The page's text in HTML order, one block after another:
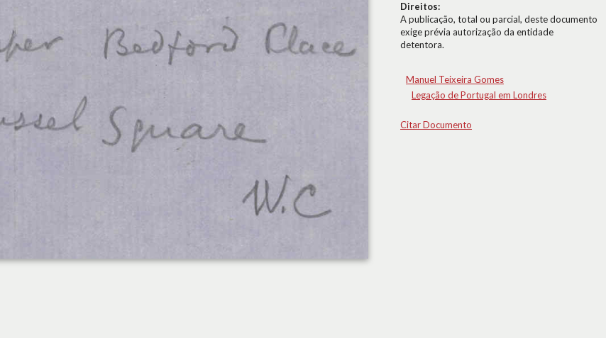
Direitos:
A publicação, total ou parcial, deste documento
exige prévia autorização da entidade
detentora.
Manuel Teixeira Gomes
Legação de Portugal em Londres
Citar Documento